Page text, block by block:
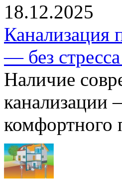
18.12.2025
Канализация
— без
Наличие
канализации
комфортного